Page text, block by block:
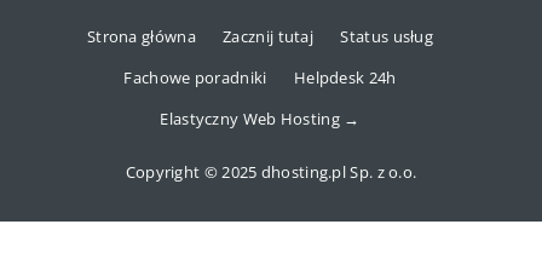
Strona główna Zacznij tutaj
Status usług
Fachowe poradniki
Helpdesk 24h
Elastyczny Web Hosting →
Copyright © 2025 dhosting.pl Sp. z o.o.